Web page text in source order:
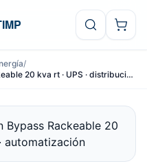
/
20 kva rt · UPS · distribución